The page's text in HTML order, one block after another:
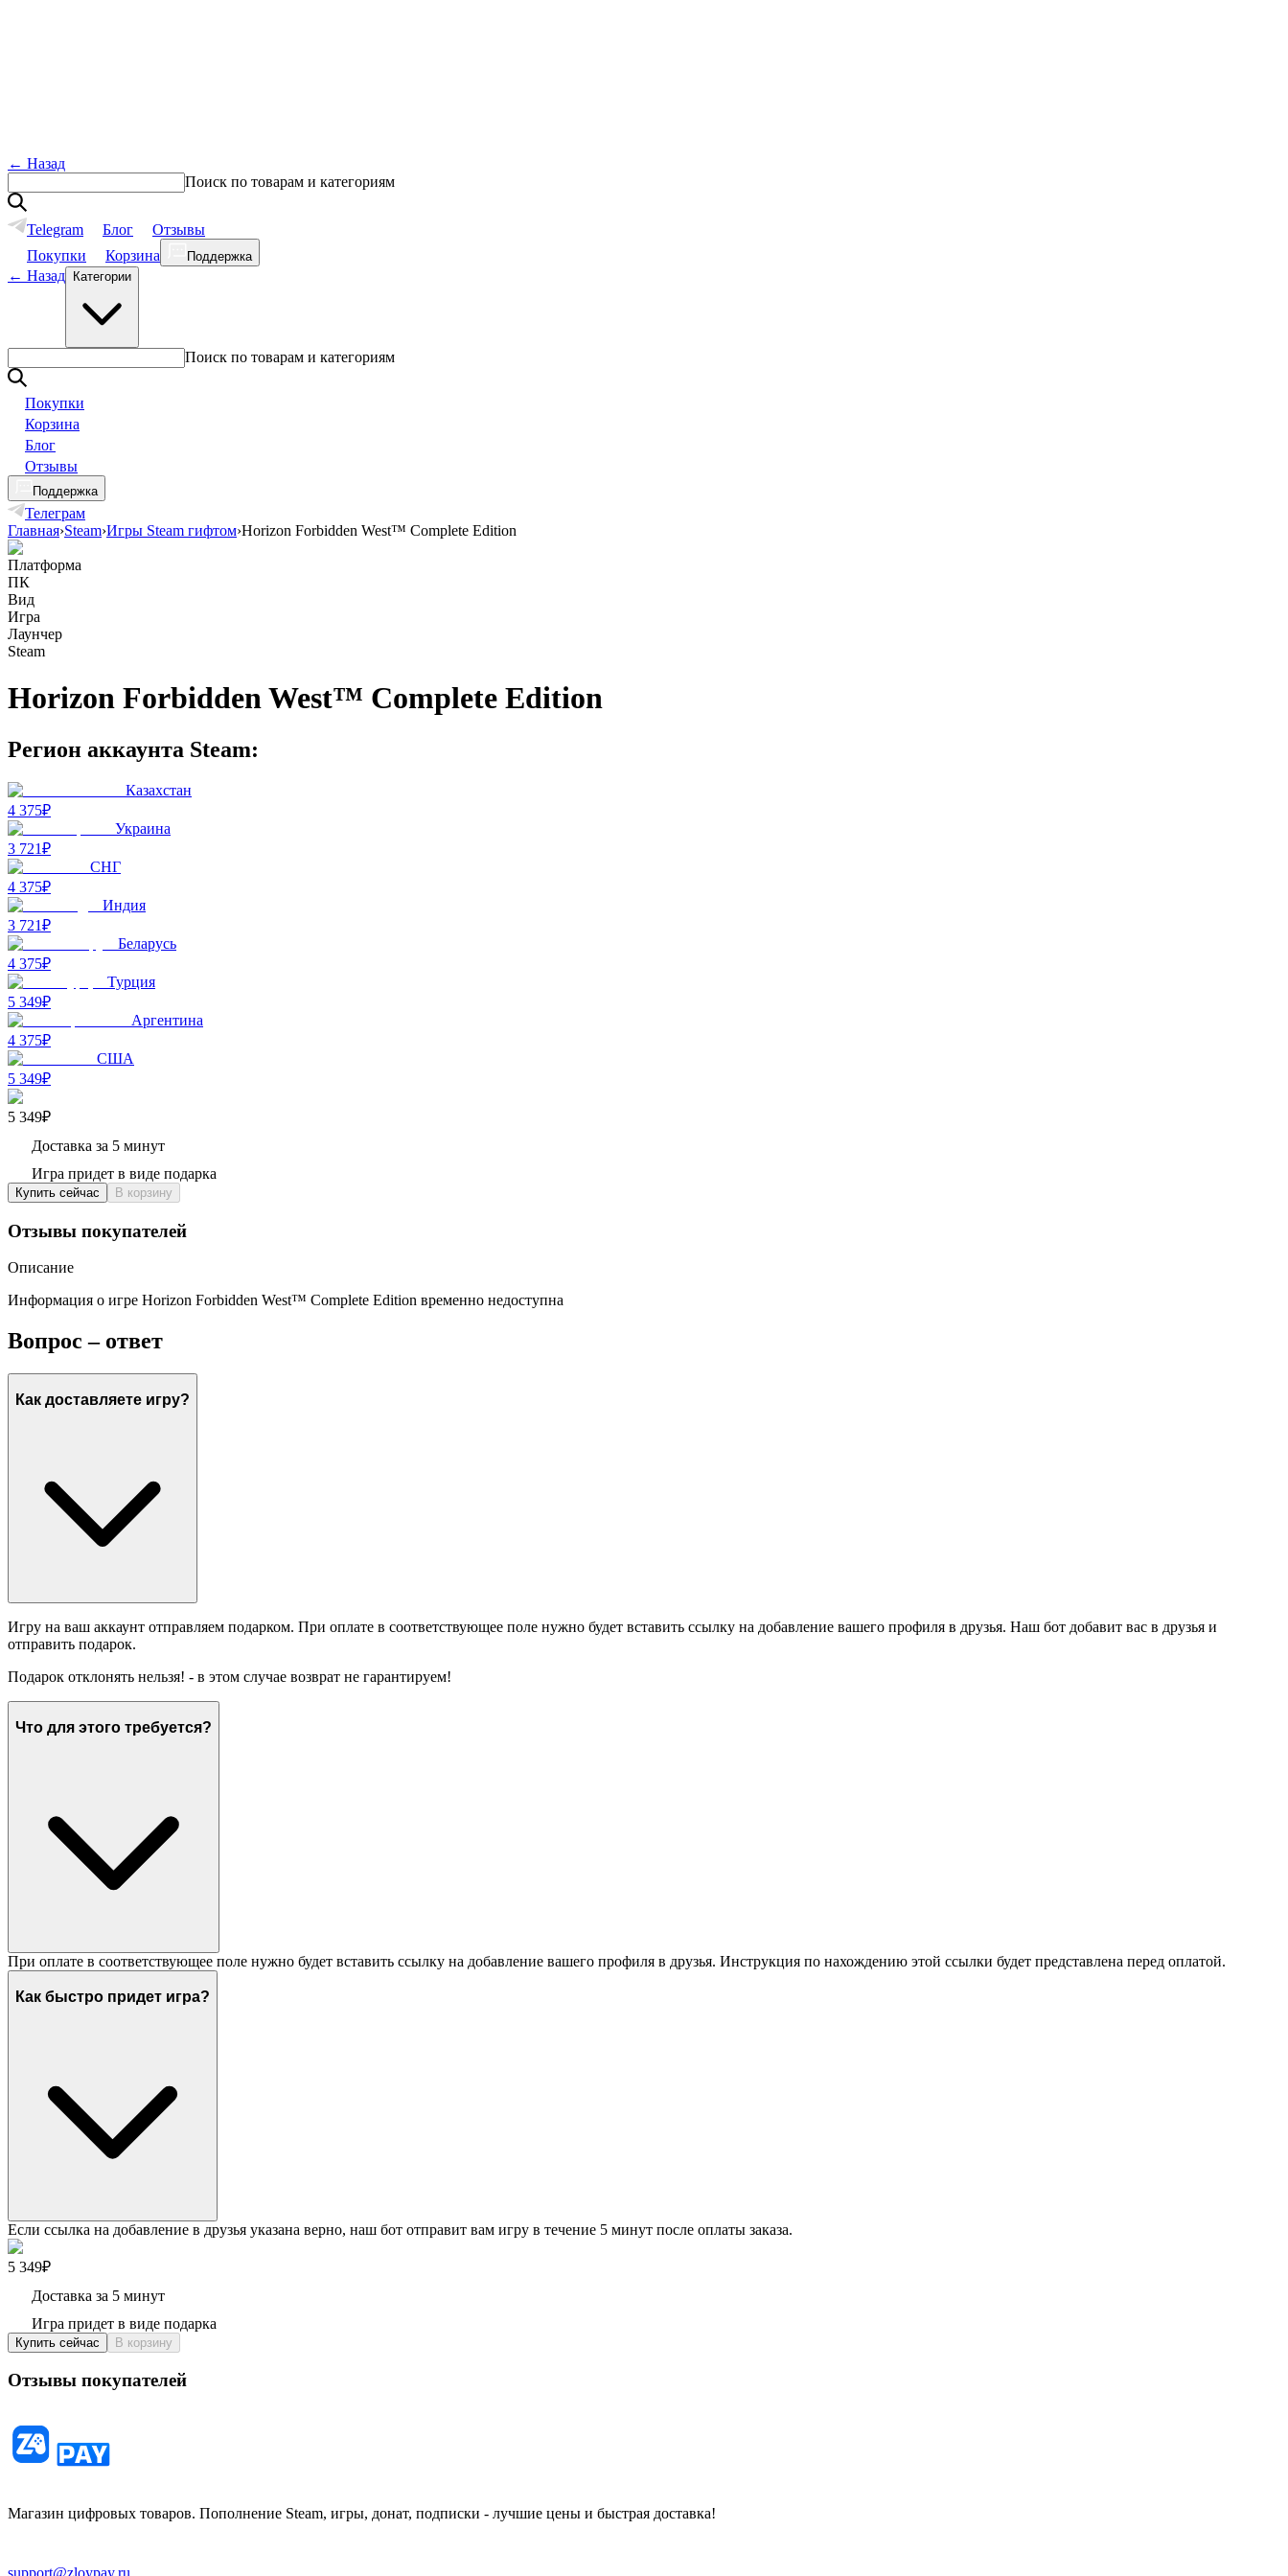
← Назад
Поиск по товарам и категориям
Telegram Блог
Отзывы
Покупки
Корзина Поддержка
← Назад Категории
Поиск по товарам и категориям
Покупки
Корзина
Блог
Отзывы
Поддержка
Телеграм
Главная›Steam›Игры Steam гифтом›Horizon Forbidden West™ Complete Edition
Платформа
ПК
Вид
Игра
Лаунчер
Steam
Horizon Forbidden West™ Complete Edition
Регион аккаунта Steam:
Казахстан
4 375₽
Украина
3 721₽
СНГ
4 375₽
Индия
3 721₽
Беларусь
4 375₽
Турция
5 349₽
Аргентина
4 375₽
США
5 349₽
5 349₽
Доставка за 5 минут
Игра придет в виде подарка
Купить сейчас В корзину
Отзывы покупателей
Описание
Информация о игре Horizon Forbidden West™ Complete Edition временно недоступна
Вопрос – ответ
Как доставляете игру?
Игру на ваш аккаунт отправляем подарком. При оплате в соответствующее поле нужно будет вставить ссылку на добавление вашего профиля в друзья. Наш бот добавит вас в друзья и
отправить подарок.
Подарок отклонять нельзя! - в этом случае возврат не гарантируем!
Что для этого требуется?
При оплате в соответствующее поле нужно будет вставить ссылку на добавление вашего профиля в друзья. Инструкция по нахождению этой ссылки будет представлена перед оплатой.
Как быстро придет игра?
Если ссылка на добавление в друзья указана верно, наш бот отправит вам игру в течение 5 минут после оплаты заказа.
5 349₽
Доставка за 5 минут
Игра придет в виде подарка
Купить сейчас В корзину
Отзывы покупателей
Магазин цифровых товаров. Пополнение Steam, игры, донат, подписки - лучшие цены и быстрая доставка!
support@zloypay.ru